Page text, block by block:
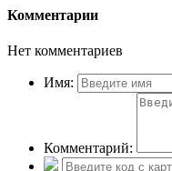
Комментарии
Нет комментариев
Имя:
Комментарий: